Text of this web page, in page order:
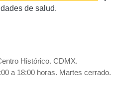
de salud.
Histórico. CDMX.
a 18:00 horas. Martes cerrado.